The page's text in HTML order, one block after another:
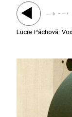
Lucie Páchová: